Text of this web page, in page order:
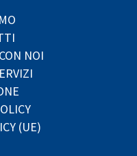
NOI
(UE)